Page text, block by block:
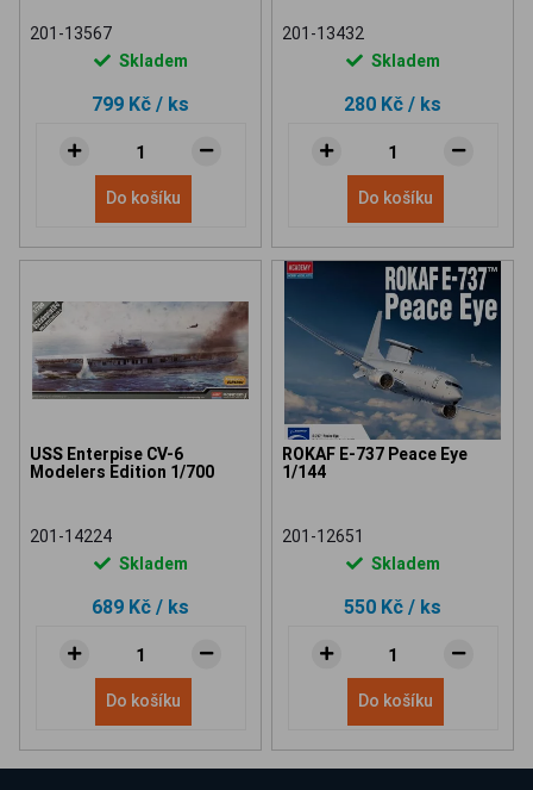
201-13567
Skladem
799 Kč / ks
Do košíku
201-13432
Skladem
280 Kč / ks
Do košíku
USS Enterpise CV-6
Modelers Edition 1/700
201-14224
Skladem
689 Kč / ks
Do košíku
ROKAF E-737 Peace Eye
1/144
201-12651
Skladem
550 Kč / ks
Do košíku